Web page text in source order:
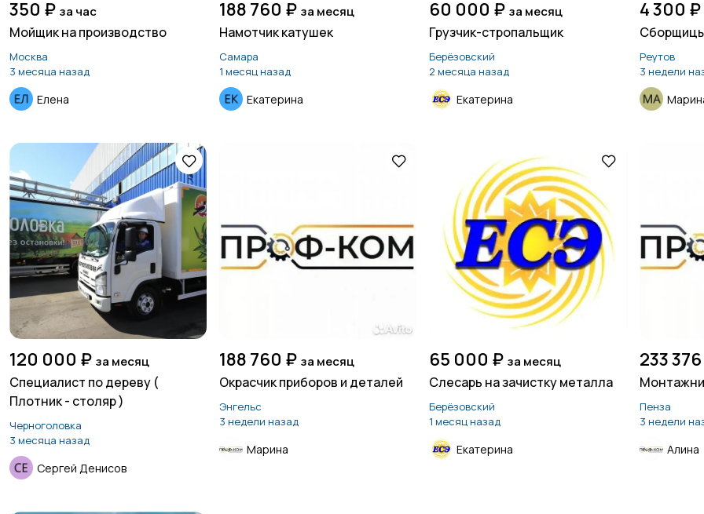
350 ₽ за час
Мойщик на производство
Москва
3 месяца назад
Елена
188 760 ₽ за месяц
Намотчик катушек
Самара
1 месяц назад
Екатерина
60 000 ₽ за месяц
Грузчик-стропальщик
Берёзовский
2 месяца назад
Екатерина
4 300 ₽
Реутов
3 недели
120 000 ₽ за месяц
Специалист по дереву (
Плотник - столяр )
Черноголовка
3 месяца назад
Сергей Денисов
188 760 ₽ за месяц
Окрасчик приборов и деталей
Энгельс
3 недели назад
Марина
65 000 ₽ за месяц
Слесарь на зачистку металла
Берёзовский
1 месяц назад
Екатерина
233
Пенза
3 недели
Алина